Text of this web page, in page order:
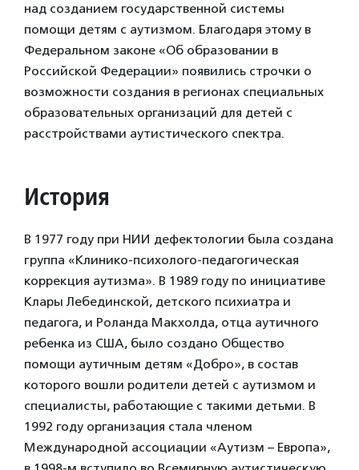
над созданием государственной системы
помощи детям с аутизмом. Благодаря этому в
Федеральном законе «Об образовании в
Российской Федерации» появились строчки о
возможности создания в регионах специальных
образовательных организаций для детей с
расстройствами аутистического спектра.
История
В 1977 году при НИИ дефектологии была создана
группа «Клинико-психолого-педагогическая
коррекция аутизма». В 1989 году по инициативе
Клары Лебединской, детского психиатра и
педагога, и Роланда Макхолда, отца аутичного
ребенка из США, было создано Общество
помощи аутичным детям «Добро», в состав
которого вошли родители детей с аутизмом и
специалисты, работающие с такими детьми. В
1992 году организация стала членом
Международной ассоциации «Аутизм – Европа»,